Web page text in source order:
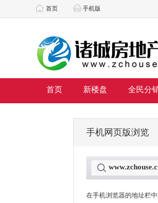
首页 手机版
首页 新楼盘 全民分
手机网页版浏览
在手机浏览器的地址栏